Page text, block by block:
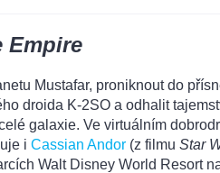
Empire
Mustafar, proniknout do
droida K-2SO a odhalit
galaxie. Ve virtuálním
i Cassian Andor (z filmu Star
Walt Disney World Resort